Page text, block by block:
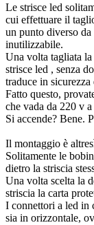
Le strisce led
cui effettuare il
un punto diverso
inutilizzabile.
Una volta tagliata
strisce led , senza
traduce in
Fatto questo,
che vada da 220 v
Si accende? Bene.
Il montaggio è
Solitamente le
dietro la striscia
Una volta scelta la
striscia la carta
I connettori a led in
sia in orizzontale,